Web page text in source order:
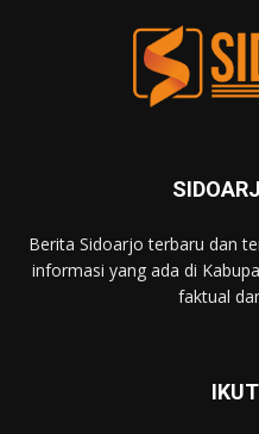
Berita Sidoarjo terbaru dan
informasi yang ada di
faktual